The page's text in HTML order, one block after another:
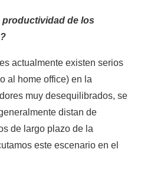
de los
actualmente existen serios
al home office) en la
muy desequilibrados, se
distan de
de largo plazo de la
este escenario en el